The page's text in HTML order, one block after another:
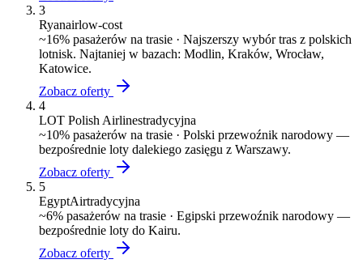
3
Ryanairlow-cost
~16% pasażerów na trasie · Najszerszy wybór tras z polskich
lotnisk. Najtaniej w bazach: Modlin, Kraków, Wrocław,
Katowice.
Zobacz oferty
4
LOT Polish Airlinestradycyjna
~10% pasażerów na trasie · Polski przewoźnik narodowy —
bezpośrednie loty dalekiego zasięgu z Warszawy.
Zobacz oferty
5
EgyptAirtradycyjna
~6% pasażerów na trasie · Egipski przewoźnik narodowy —
bezpośrednie loty do Kairu.
Zobacz oferty